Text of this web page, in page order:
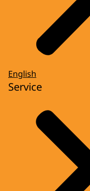
English
Service